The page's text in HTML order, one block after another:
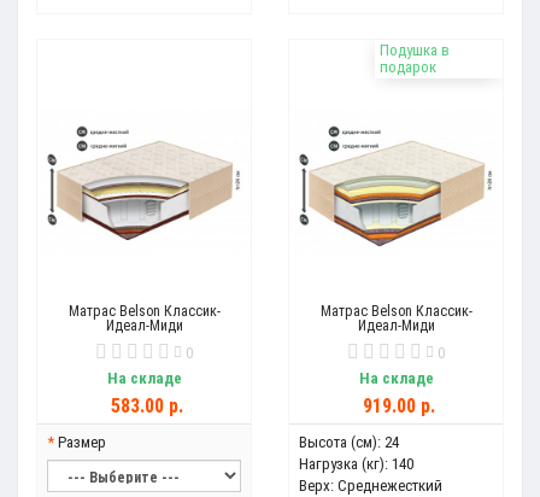
Матрас Belson Классик-
Идеал-Миди
0
На складе
583.00 р.
Размер
Подушка в
подарок
Матрас Belson Классик-
Идеал-Миди
0
На складе
919.00 р.
Высота (см): 24
Нагрузка (кг): 140
Верх: Среднежесткий